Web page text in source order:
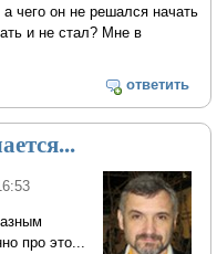
а чего он не решался начать
и не стал? Мне в
ответить
про это...